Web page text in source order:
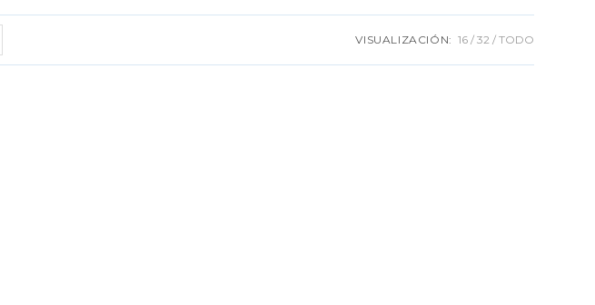
VISUALIZACIÓN: 16 32 TODO